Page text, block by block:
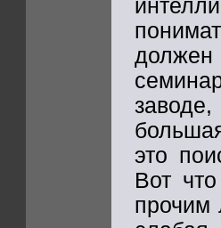
должен
это
Вот
прочим